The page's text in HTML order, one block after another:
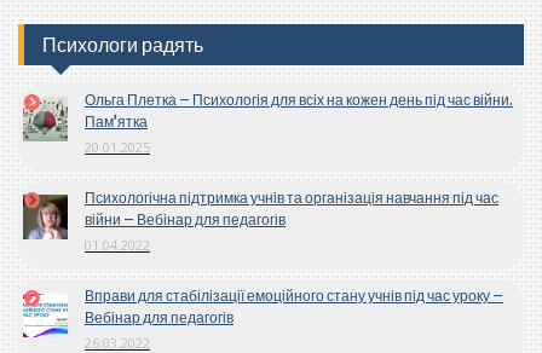
Психологи радять
Ольга Плетка – Психологія для всіх на кожен день під час війни.
Пам’ятка
20.01.2025
Психологічна підтримка учнів та організація навчання під час
війни – Вебінар для педагогів
01.04.2022
Вправи для стабілізації емоційного стану учнів під час уроку –
Вебінар для педагогів
26.03.2022